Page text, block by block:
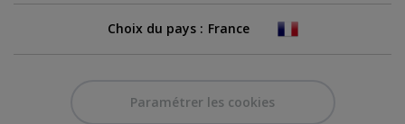
Choix du pays :
Paramétrer les cookies